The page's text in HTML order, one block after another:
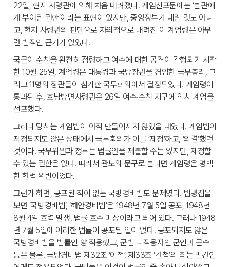
22일, 현지 사령관에 의해 처음 내려졌다. 계엄선포문에는 ‘본관에
게 부여된 권한’이라는 표현이 있지만, 중앙정부가 내린 것도 아니
고, 현지 사령관의 판단으로 자의적으로 내려진 이 계엄령은 아무
런 법적인 근거가 없었다.
국군이 순천을 완전히 점령하고 여수에 대한 공격이 감행되기 시작
한 10월 25일, 계엄령은 대통령과 국방장관을 겸임한 국무총리, 그
리고 11명의 장관들이 참가한 국무회의에서 결정되었다. 계엄령이
통과된 후, 호남방면사령관은 26일 여수·순천 지구에 임시 계엄을
선포했다.
그러나 당시는 계엄법이 아직 만들어지지 않았을 때였다. 계엄법이
제정되지도 않은 상태에서 국무회의가 이를 ‘제정’하고, ‘의결’했던
것이다. 국무위원과 정부는 법률안을 제출할 수는 있지만, 제정할
수 있는 권한은 없다. 따라서 관보의 문구로 본다면 계엄령은 명백
한 헌법 위반이었다.
그런가 하면, 공포된 적이 없는 국방경비법도 문제였다. 법령집을
보면 ‘국방경비법’, ‘해안경비법’은 1948년 7월 5일 공포, 1948년
8월 4일 효력 발생, 법률 호수 미상이라고 씌어 있다. 그러나 1948
년 7월 5일에 이러한 법률이 공포된 일이 없다. 공포되지도 않은
국방경비법을 법률인 양 적용했고, 군법 피적용자인 군인과 군속
등은 물론, 국방경비법 제32조 ‘이적’, 제33조 ‘간첩’의 죄는 민간인